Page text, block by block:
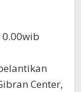
Center,